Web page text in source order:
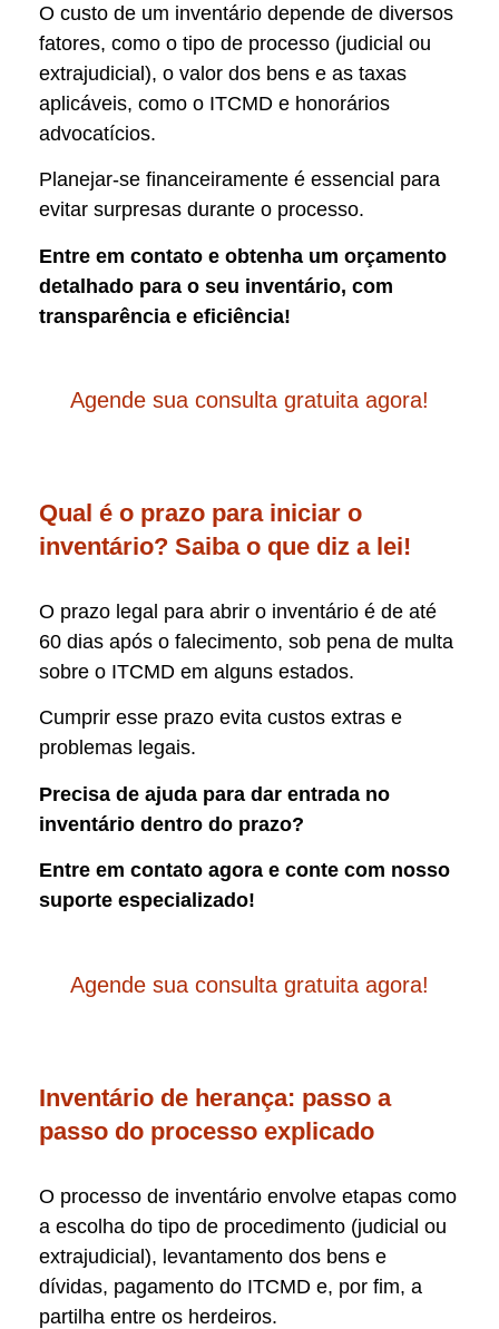
O custo de um inventário depende de diversos
fatores, como o tipo de processo (judicial ou
extrajudicial), o valor dos bens e as taxas
aplicáveis, como o ITCMD e honorários
advocatícios.
Planejar-se financeiramente é essencial para
evitar surpresas durante o processo.
Entre em contato e obtenha um orçamento
detalhado para o seu inventário, com
transparência e eficiência!
Agende sua consulta gratuita agora!
Qual é o prazo para iniciar o
inventário? Saiba o que diz a lei!
O prazo legal para abrir o inventário é de até
60 dias após o falecimento, sob pena de multa
sobre o ITCMD em alguns estados.
Cumprir esse prazo evita custos extras e
problemas legais.
Precisa de ajuda para dar entrada no
inventário dentro do prazo?
Entre em contato agora e conte com nosso
suporte especializado!
Agende sua consulta gratuita agora!
Inventário de herança: passo a
passo do processo explicado
O processo de inventário envolve etapas como
a escolha do tipo de procedimento (judicial ou
extrajudicial), levantamento dos bens e
dívidas, pagamento do ITCMD e, por fim, a
partilha entre os herdeiros.